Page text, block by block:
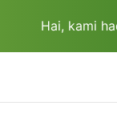
Hai, kami